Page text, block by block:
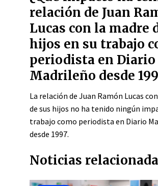
relación de Juan
Lucas con la madre
hijos en su trabajo
periodista en Diario
Madrileño desde
La relación de Juan Ramón Lucas
de sus hijos no ha tenido ningún
trabajo como periodista en Diario
desde 1997.
Noticias